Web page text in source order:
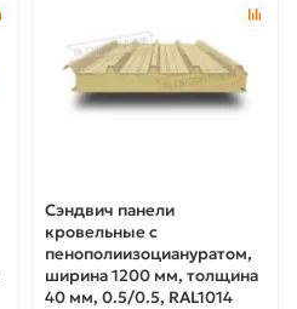
Сэндвич панели
кровельные с
пенополиизоциануратом,
ширина 1200 мм, толщина
40 мм, 0.5/0.5, RAL1014